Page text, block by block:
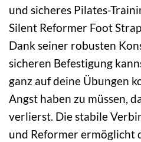
und sicheres Pilates-
Silent Reformer Foot
Dank seiner robusten
sicheren Befestigung
ganz auf deine Übungen
Angst haben zu müssen,
verlierst. Die stabile
und Reformer ermöglicht